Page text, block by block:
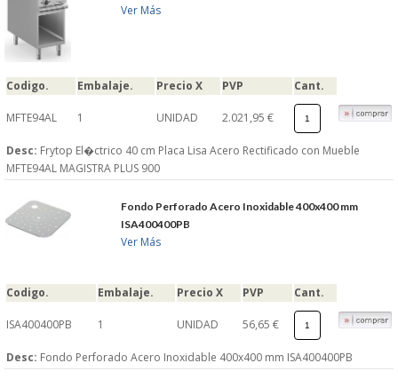
Ver Más
Codigo. Embalaje. Precio X PVP Cant.
MFTE94AL 1 UNIDAD 2.021,95 €
Desc: Frytop El�ctrico 40 cm Placa Lisa Acero Rectificado con Mueble
MFTE94AL MAGISTRA PLUS 900
Fondo Perforado Acero Inoxidable 400x400 mm
ISA400400PB
Ver Más
Codigo. Embalaje. Precio X PVP Cant.
ISA400400PB 1 UNIDAD 56,65 €
Desc: Fondo Perforado Acero Inoxidable 400x400 mm ISA400400PB